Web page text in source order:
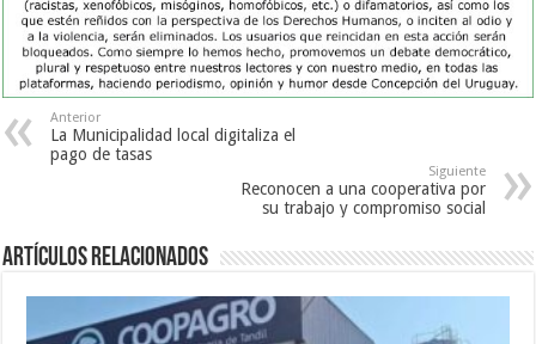
Anterior
La Municipalidad local digitaliza el
pago de tasas
Siguiente
Reconocen a una cooperativa por
su trabajo y compromiso social
Artículos Relacionados